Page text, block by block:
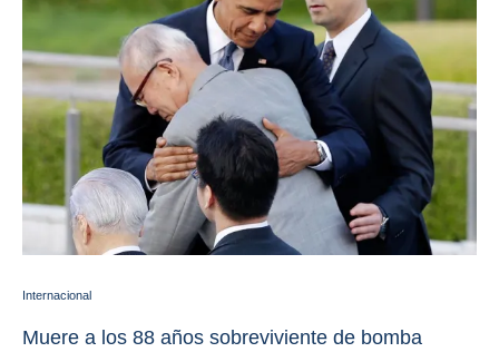
Internacional
Muere a los 88 años sobreviviente de bomba